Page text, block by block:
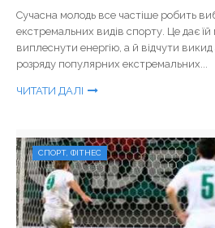
Сучасна молодь все частіше робить
екстремальних видів спорту. Це дає їй
виплеснути енергію, а й відчути
розряду популярних екстремальних...
ЧИТАТИ ДАЛІ
СПОРТ, ФІТНЕС